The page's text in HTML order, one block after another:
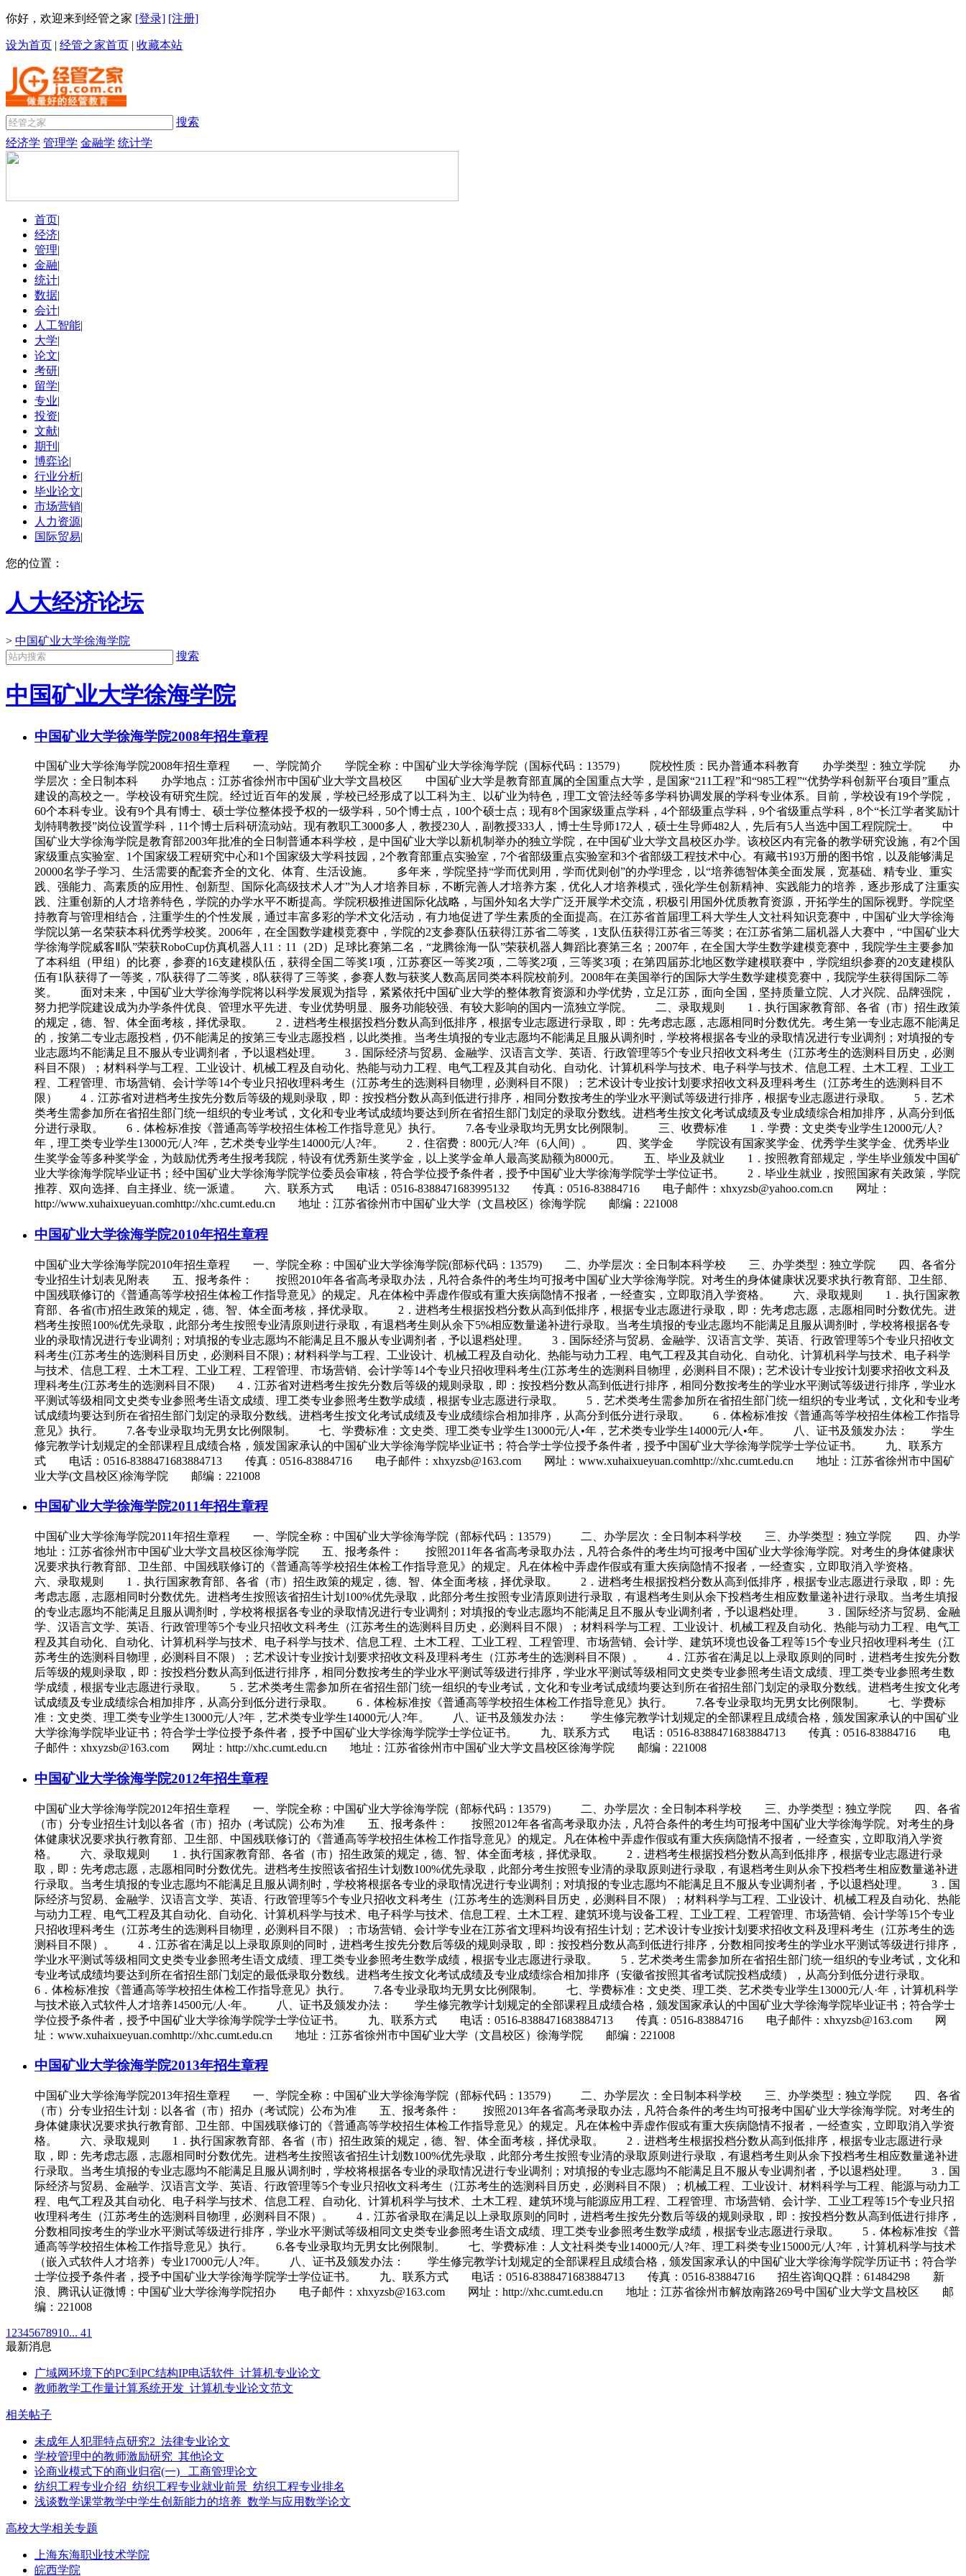
你好，欢迎来到经管之家 [登录] [注册]
设为首页 | 经管之家首页 | 收藏本站
搜索
经济学 管理学 金融学 统计学
首页|
经济|
管理|
金融|
统计|
数据|
会计|
人工智能|
大学|
论文|
考研|
留学|
专业|
投资|
文献|
期刊 |
博弈论|
行业分析|
毕业论文|
市场营销|
人力资源|
国际贸易|
您的位置：
人大经济论坛
> 中国矿业大学徐海学院
搜索
中国矿业大学徐海学院
中国矿业大学徐海学院2008年招生章程
中国矿业大学徐海学院2008年招生章程 一、学院简介 学院全称：中国矿业大学徐海学院（国标代码：13579） 院校性质：民办普通本科教育 办学类型：独立学院 办
学层次：全日制本科 办学地点：江苏省徐州市中国矿业大学文昌校区 中国矿业大学是教育部直属的全国重点大学，是国家“211工程”和“985工程”“优势学科创新平台项目”重点
建设的高校之一。学校设有研究生院。经过近百年的发展，学校已经形成了以工科为主、以矿业为特色，理工文管法经等多学科协调发展的学科专业体系。目前，学校设有19个学院，
60个本科专业。设有9个具有博士、硕士学位整体授予权的一级学科，50个博士点，100个硕士点；现有8个国家级重点学科，4个部级重点学科，9个省级重点学科，8个“长江学者奖励计
划特聘教授”岗位设置学科，11个博士后科研流动站。现有教职工3000多人，教授230人，副教授333人，博士生导师172人，硕士生导师482人，先后有5人当选中国工程院院士。 中
国矿业大学徐海学院是教育部2003年批准的全日制普通本科学校，是中国矿业大学以新机制举办的独立学院，在中国矿业大学文昌校区办学。该校区内有完备的教学研究设施，有2个国
家级重点实验室、1个国家级工程研究中心和1个国家级大学科技园，2个教育部重点实验室，7个省部级重点实验室和3个省部级工程技术中心。有藏书193万册的图书馆，以及能够满足
20000名学子学习、生活需要的配套齐全的文化、体育、生活设施。 多年来，学院坚持“学而优则用，学而优则创”的办学理念，以“培养德智体美全面发展，宽基础、精专业、重实
践、强能力、高素质的应用性、创新型、国际化高级技术人才”为人才培养目标，不断完善人才培养方案，优化人才培养模式，强化学生创新精神、实践能力的培养，逐步形成了注重实
践、注重创新的人才培养特色，学院的办学水平不断提高。学院积极推进国际化战略，与国外知名大学广泛开展学术交流，积极引用国外优质教育资源，开拓学生的国际视野。学院坚
持教育与管理相结合，注重学生的个性发展，通过丰富多彩的学术文化活动，有力地促进了学生素质的全面提高。在江苏省首届理工科大学生人文社科知识竞赛中，中国矿业大学徐海
学院以第一名荣获本科优秀学校奖。2006年，在全国数学建模竞赛中，学院的2支参赛队伍获得江苏省二等奖，1支队伍获得江苏省三等奖；在江苏省第二届机器人大赛中，“中国矿业大
学徐海学院威客Ⅱ队”荣获RoboCup仿真机器人11：11（2D）足球比赛第二名，“龙腾徐海一队”荣获机器人舞蹈比赛第三名；2007年，在全国大学生数学建模竞赛中，我院学生主要参加
了本科组（甲组）的比赛，参赛的16支建模队伍，获得全国二等奖1项，江苏赛区一等奖2项，二等奖2项，三等奖3项；在第四届苏北地区数学建模联赛中，学院组织参赛的20支建模队
伍有1队获得了一等奖，7队获得了二等奖，8队获得了三等奖，参赛人数与获奖人数高居同类本科院校前列。2008年在美国举行的国际大学生数学建模竞赛中，我院学生获得国际二等
奖。 面对未来，中国矿业大学徐海学院将以科学发展观为指导，紧紧依托中国矿业大学的整体教育资源和办学优势，立足江苏，面向全国，坚持质量立院、人才兴院、品牌强院，
努力把学院建设成为办学条件优良、管理水平先进、专业优势明显、服务功能较强、有较大影响的国内一流独立学院。 二、录取规则 1．执行国家教育部、各省（市）招生政策
的规定，德、智、体全面考核，择优录取。 2．进档考生根据投档分数从高到低排序，根据专业志愿进行录取，即：先考虑志愿，志愿相同时分数优先。考生第一专业志愿不能满足
的，按第二专业志愿投档，仍不能满足的按第三专业志愿投档，以此类推。当考生填报的专业志愿均不能满足且服从调剂时，学校将根据各专业的录取情况进行专业调剂；对填报的专
业志愿均不能满足且不服从专业调剂者，予以退档处理。 3．国际经济与贸易、金融学、汉语言文学、英语、行政管理等5个专业只招收文科考生（江苏考生的选测科目历史，必测
科目不限）；材料科学与工程、工业设计、机械工程及自动化、热能与动力工程、电气工程及其自动化、自动化、计算机科学与技术、电子科学与技术、信息工程、土木工程、工业工
程、工程管理、市场营销、会计学等14个专业只招收理科考生（江苏考生的选测科目物理，必测科目不限）；艺术设计专业按计划要求招收文科及理科考生（江苏考生的选测科目不
限） 4．江苏省对进档考生按先分数后等级的规则录取，即：按投档分数从高到低进行排序，相同分数按考生的学业水平测试等级进行排序，根据专业志愿进行录取。 5．艺术
类考生需参加所在省招生部门统一组织的专业考试，文化和专业考试成绩均要达到所在省招生部门划定的录取分数线。进档考生按文化考试成绩及专业成绩综合相加排序，从高分到低
分进行录取。 6．体检标准按《普通高等学校招生体检工作指导意见》执行。 7.各专业录取均无男女比例限制。 三、收费标准 1．学费：文史类专业学生12000元/人?
年，理工类专业学生13000元/人?年，艺术类专业学生14000元/人?年。 2．住宿费：800元/人?年（6人间）。 四、奖学金 学院设有国家奖学金、优秀学生奖学金、优秀毕业
生奖学金等多种奖学金，为鼓励优秀考生报考我院，特设有优秀新生奖学金，以上奖学金单人最高奖励额为8000元。 五、毕业及就业 1．按照教育部规定，学生毕业颁发中国矿
业大学徐海学院毕业证书；经中国矿业大学徐海学院学位委员会审核，符合学位授予条件者，授予中国矿业大学徐海学院学士学位证书。 2．毕业生就业，按照国家有关政策，学院
推荐、双向选择、自主择业、统一派遣。 六、联系方式 电话：0516-8388471683995132 传真：0516-83884716 电子邮件：xhxyzsb@yahoo.com.cn 网址：
http://www.xuhaixueyuan.comhttp://xhc.cumt.edu.cn 地址：江苏省徐州市中国矿业大学（文昌校区）徐海学院 邮编：221008
中国矿业大学徐海学院2010年招生章程
中国矿业大学徐海学院2010年招生章程 一、学院全称：中国矿业大学徐海学院(部标代码：13579) 二、办学层次：全日制本科学校 三、办学类型：独立学院 四、各省分
专业招生计划表见附表 五、报考条件： 按照2010年各省高考录取办法，凡符合条件的考生均可报考中国矿业大学徐海学院。对考生的身体健康状况要求执行教育部、卫生部、
中国残联修订的《普通高等学校招生体检工作指导意见》的规定。凡在体检中弄虚作假或有重大疾病隐情不报者，一经查实，立即取消入学资格。 六、录取规则 1．执行国家教
育部、各省(市)招生政策的规定，德、智、体全面考核，择优录取。 2．进档考生根据投档分数从高到低排序，根据专业志愿进行录取，即：先考虑志愿，志愿相同时分数优先。进
档考生按照100%优先录取，此部分考生按照专业清原则进行录取，有退档考生则从余下5%相应数量递补进行录取。当考生填报的专业志愿均不能满足且服从调剂时，学校将根据各专
业的录取情况进行专业调剂；对填报的专业志愿均不能满足且不服从专业调剂者，予以退档处理。 3．国际经济与贸易、金融学、汉语言文学、英语、行政管理等5个专业只招收文
科考生(江苏考生的选测科目历史，必测科目不限)；材料科学与工程、工业设计、机械工程及自动化、热能与动力工程、电气工程及其自动化、自动化、计算机科学与技术、电子科学
与技术、信息工程、土木工程、工业工程、工程管理、市场营销、会计学等14个专业只招收理科考生(江苏考生的选测科目物理，必测科目不限)；艺术设计专业按计划要求招收文科及
理科考生(江苏考生的选测科目不限) 4．江苏省对进档考生按先分数后等级的规则录取，即：按投档分数从高到低进行排序，相同分数按考生的学业水平测试等级进行排序，学业水
平测试等级相同文史类专业参照考生语文成绩、理工类专业参照考生数学成绩，根据专业志愿进行录取。 5．艺术类考生需参加所在省招生部门统一组织的专业考试，文化和专业考
试成绩均要达到所在省招生部门划定的录取分数线。进档考生按文化考试成绩及专业成绩综合相加排序，从高分到低分进行录取。 6．体检标准按《普通高等学校招生体检工作指导
意见》执行。 7.各专业录取均无男女比例限制。 七、学费标准：文史类、理工类专业学生13000元/人•年，艺术类专业学生14000元/人•年。 八、证书及颁发办法： 学生
修完教学计划规定的全部课程且成绩合格，颁发国家承认的中国矿业大学徐海学院毕业证书；符合学士学位授予条件者，授予中国矿业大学徐海学院学士学位证书。 九、联系方
式 电话：0516-8388471683884713 传真：0516-83884716 电子邮件：xhxyzsb@163.com 网址：www.xuhaixueyuan.comhttp://xhc.cumt.edu.cn 地址：江苏省徐州市中国矿
业大学(文昌校区)徐海学院 邮编：221008
中国矿业大学徐海学院2011年招生章程
中国矿业大学徐海学院2011年招生章程 一、学院全称：中国矿业大学徐海学院（部标代码：13579） 二、办学层次：全日制本科学校 三、办学类型：独立学院 四、办学
地址：江苏省徐州市中国矿业大学文昌校区徐海学院 五、报考条件： 按照2011年各省高考录取办法，凡符合条件的考生均可报考中国矿业大学徐海学院。对考生的身体健康状
况要求执行教育部、卫生部、中国残联修订的《普通高等学校招生体检工作指导意见》的规定。凡在体检中弄虚作假或有重大疾病隐情不报者，一经查实，立即取消入学资格。
六、录取规则 1．执行国家教育部、各省（市）招生政策的规定，德、智、体全面考核，择优录取。 2．进档考生根据投档分数从高到低排序，根据专业志愿进行录取，即：先
考虑志愿，志愿相同时分数优先。进档考生按照该省招生计划100%优先录取，此部分考生按照专业清原则进行录取，有退档考生则从余下投档考生相应数量递补进行录取。当考生填报
的专业志愿均不能满足且服从调剂时，学校将根据各专业的录取情况进行专业调剂；对填报的专业志愿均不能满足且不服从专业调剂者，予以退档处理。 3．国际经济与贸易、金融
学、汉语言文学、英语、行政管理等5个专业只招收文科考生（江苏考生的选测科目历史，必测科目不限）；材料科学与工程、工业设计、机械工程及自动化、热能与动力工程、电气工
程及其自动化、自动化、计算机科学与技术、电子科学与技术、信息工程、土木工程、工业工程、工程管理、市场营销、会计学、建筑环境也设备工程等15个专业只招收理科考生（江
苏考生的选测科目物理，必测科目不限）；艺术设计专业按计划要求招收文科及理科考生（江苏考生的选测科目不限）。 4．江苏省在满足以上录取原则的同时，进档考生按先分数
后等级的规则录取，即：按投档分数从高到低进行排序，相同分数按考生的学业水平测试等级进行排序，学业水平测试等级相同文史类专业参照考生语文成绩、理工类专业参照考生数
学成绩，根据专业志愿进行录取。 5．艺术类考生需参加所在省招生部门统一组织的专业考试，文化和专业考试成绩均要达到所在省招生部门划定的录取分数线。进档考生按文化考
试成绩及专业成绩综合相加排序，从高分到低分进行录取。 6．体检标准按《普通高等学校招生体检工作指导意见》执行。 7.各专业录取均无男女比例限制。 七、学费标
准：文史类、理工类专业学生13000元/人?年，艺术类专业学生14000元/人?年。 八、证书及颁发办法： 学生修完教学计划规定的全部课程且成绩合格，颁发国家承认的中国矿业
大学徐海学院毕业证书；符合学士学位授予条件者，授予中国矿业大学徐海学院学士学位证书。 九、联系方式 电话：0516-8388471683884713 传真：0516-83884716 电
子邮件：xhxyzsb@163.com 网址：http://xhc.cumt.edu.cn 地址：江苏省徐州市中国矿业大学文昌校区徐海学院 邮编：221008
中国矿业大学徐海学院2012年招生章程
中国矿业大学徐海学院2012年招生章程 一、学院全称：中国矿业大学徐海学院（部标代码：13579） 二、办学层次：全日制本科学校 三、办学类型：独立学院 四、各省
（市）分专业招生计划以各省（市）招办（考试院）公布为准 五、报考条件： 按照2012年各省高考录取办法，凡符合条件的考生均可报考中国矿业大学徐海学院。对考生的身
体健康状况要求执行教育部、卫生部、中国残联修订的《普通高等学校招生体检工作指导意见》的规定。凡在体检中弄虚作假或有重大疾病隐情不报者，一经查实，立即取消入学资
格。 六、录取规则 1．执行国家教育部、各省（市）招生政策的规定，德、智、体全面考核，择优录取。 2．进档考生根据投档分数从高到低排序，根据专业志愿进行录
取，即：先考虑志愿，志愿相同时分数优先。进档考生按照该省招生计划数100%优先录取，此部分考生按照专业清的录取原则进行录取，有退档考生则从余下投档考生相应数量递补进
行录取。当考生填报的专业志愿均不能满足且服从调剂时，学校将根据各专业的录取情况进行专业调剂；对填报的专业志愿均不能满足且不服从专业调剂者，予以退档处理。 3．国
际经济与贸易、金融学、汉语言文学、英语、行政管理等5个专业只招收文科考生（江苏考生的选测科目历史，必测科目不限）；材料科学与工程、工业设计、机械工程及自动化、热能
与动力工程、电气工程及其自动化、自动化、计算机科学与技术、电子科学与技术、信息工程、土木工程、建筑环境与设备工程、工业工程、工程管理、市场营销、会计学等15个专业
只招收理科考生（江苏考生的选测科目物理，必测科目不限）；市场营销、会计学专业在江苏省文理科均设有招生计划；艺术设计专业按计划要求招收文科及理科考生（江苏考生的选
测科目不限）。 4．江苏省在满足以上录取原则的同时，进档考生按先分数后等级的规则录取，即：按投档分数从高到低进行排序，分数相同按考生的学业水平测试等级进行排序，
学业水平测试等级相同文史类专业参照考生语文成绩、理工类专业参照考生数学成绩，根据专业志愿进行录取。 5．艺术类考生需参加所在省招生部门统一组织的专业考试，文化和
专业考试成绩均要达到所在省招生部门划定的最低录取分数线。进档考生按文化考试成绩及专业成绩综合相加排序（安徽省按照其省考试院投档成绩），从高分到低分进行录取。
6．体检标准按《普通高等学校招生体检工作指导意见》执行。 7.各专业录取均无男女比例限制。 七、学费标准：文史类、理工类、艺术类专业学生13000元/人·年，计算机科学
与技术嵌入式软件人才培养14500元/人·年。 八、证书及颁发办法： 学生修完教学计划规定的全部课程且成绩合格，颁发国家承认的中国矿业大学徐海学院毕业证书；符合学士
学位授予条件者，授予中国矿业大学徐海学院学士学位证书。 九、联系方式 电话：0516-8388471683884713 传真：0516-83884716 电子邮件：xhxyzsb@163.com 网
址：www.xuhaixueyuan.comhttp://xhc.cumt.edu.cn 地址：江苏省徐州市中国矿业大学（文昌校区）徐海学院 邮编：221008
中国矿业大学徐海学院2013年招生章程
中国矿业大学徐海学院2013年招生章程 一、学院全称：中国矿业大学徐海学院（部标代码：13579） 二、办学层次：全日制本科学校 三、办学类型：独立学院 四、各省
（市）分专业招生计划：以各省（市）招办（考试院）公布为准 五、报考条件： 按照2013年各省高考录取办法，凡符合条件的考生均可报考中国矿业大学徐海学院。对考生的
身体健康状况要求执行教育部、卫生部、中国残联修订的《普通高等学校招生体检工作指导意见》的规定。凡在体检中弄虚作假或有重大疾病隐情不报者，一经查实，立即取消入学资
格。 六、录取规则 1．执行国家教育部、各省（市）招生政策的规定，德、智、体全面考核，择优录取。 2．进档考生根据投档分数从高到低排序，根据专业志愿进行录
取，即：先考虑志愿，志愿相同时分数优先。进档考生按照该省招生计划数100%优先录取，此部分考生按照专业清的录取原则进行录取，有退档考生则从余下投档考生相应数量递补进
行录取。当考生填报的专业志愿均不能满足且服从调剂时，学校将根据各专业的录取情况进行专业调剂；对填报的专业志愿均不能满足且不服从专业调剂者，予以退档处理。 3．国
际经济与贸易、金融学、汉语言文学、英语、行政管理等5个专业只招收文科考生（江苏考生的选测科目历史，必测科目不限）；机械工程、工业设计、材料科学与工程、能源与动力工
程、电气工程及其自动化、电子科学与技术、信息工程、自动化、计算机科学与技术、土木工程、建筑环境与能源应用工程、工程管理、市场营销、会计学、工业工程等15个专业只招
收理科考生（江苏考生的选测科目物理，必测科目不限）。 4．江苏省录取在满足以上录取原则的同时，进档考生按先分数后等级的规则录取，即：按投档分数从高到低进行排序，
分数相同按考生的学业水平测试等级进行排序，学业水平测试等级相同文史类专业参照考生语文成绩、理工类专业参照考生数学成绩，根据专业志愿进行录取。 5．体检标准按《普
通高等学校招生体检工作指导意见》执行。 6.各专业录取均无男女比例限制。 七、学费标准：人文社科类专业14000元/人?年、理工科类专业15000元/人?年，计算机科学与技术
（嵌入式软件人才培养）专业17000元/人?年。 八、证书及颁发办法： 学生修完教学计划规定的全部课程且成绩合格，颁发国家承认的中国矿业大学徐海学院学历证书；符合学
士学位授予条件者，授予中国矿业大学徐海学院学士学位证书。 九、联系方式 电话：0516-8388471683884713 传真：0516-83884716 招生咨询QQ群：61484298 新
浪、腾讯认证微博：中国矿业大学徐海学院招办 电子邮件：xhxyzsb@163.com 网址：http://xhc.cumt.edu.cn 地址：江苏省徐州市解放南路269号中国矿业大学文昌校区 邮
编：221008
1 2345678910... 41
最新消息
广域网环境下的PC到PC结构IP电话软件_计算机专业论文
教师教学工作量计算系统开发_计算机专业论文范文
相关帖子
未成年人犯罪特点研究2_法律专业论文
学校管理中的教师激励研究_其他论文
论商业模式下的商业归宿(一) _工商管理论文
纺织工程专业介绍_纺织工程专业就业前景_纺织工程专业排名
浅谈数学课堂教学中学生创新能力的培养_数学与应用数学论文
高校大学相关专题
上海东海职业技术学院
皖西学院